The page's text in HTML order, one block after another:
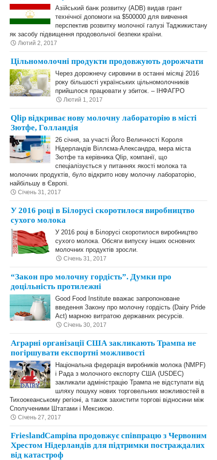
Aзійський банк розвитку (ADB) видав грант
технічної допомоги на $500000 для вивчення
перспектив розвитку молочної галузі Таджикистану
як засобу підвищення продовольчої безпеки країни.
Лютий 2, 2017
Цільномолочні продукти продовжують дорожчати
Через дорожнечу сировини в останні місяці 2016
року більшості українських цільномолочників
прийшлося працювати у збиток. – ІНФАГРО
Лютий 1, 2017
Qlip відкриває нову молочну лабораторію в місті
Зютфе, Голландія
26 січня, за участі Його Величності Короля
Нідерландів Віллєма-Александра, мера міста
Зютфе та керівника Qlip, компанії, що
спеціалізується у питаннях якості молока та
молочних продуктів, було відкрито нову молочну лабораторію,
найбільшу в Європі.
Січень 31, 2017
У 2016 році в Білорусі скоротилося виробництво
сухого молока
У 2016 році в Білорусі скоротилося виробництво
сухого молока. Обсяги випуску інших основних
молочних продуктів зросли.
Січень 31, 2017
“Закон про молочну гордість”. Думки про
доцільність протилежні
Good Food Institute вважає запропоноване
введення Закону про молочну гордість (Dairy Pride
Act) марною витратою державних ресурсів.
Січень 30, 2017
Аграрні організації США закликають Трампа не
погіршувати експортні можливості
Національна федерація виробників молока (NMPF)
і Рада з молочного експорту США (USDEC)
закликали адміністрацію Трампа не відступати від
шляху пошуку нових торговельних можливостей в
Тихоокеанському регіоні, а також захистити торгові відносини між
Сполученими Штатами і Мексикою.
Січень 27, 2017
FrieslandCampina продовжує співпрацю з Червоним
Хрестом Нідерландів для підтримки постраждалих
від катастроф